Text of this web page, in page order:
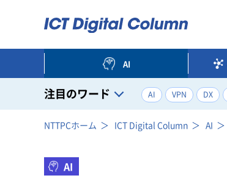
AI
注目のワード AI VPN DX
NTTPCホーム ICT Digital Column AI
AI